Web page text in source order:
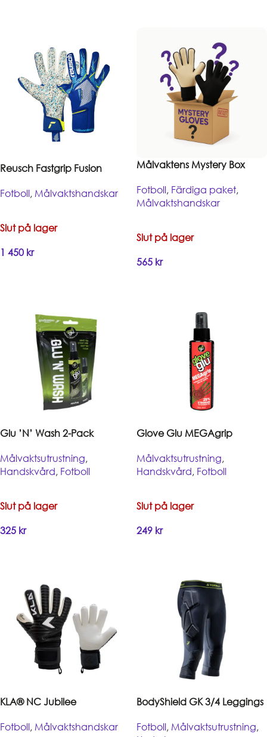
Reusch Fastgrip Fusion
Fotboll, Målvaktshandskar
Slut på lager
1 450 kr
Målvaktens Mystery Box
Fotboll, Färdiga paket,
Målvaktshandskar
Slut på lager
565 kr
Glu ’N’ Wash 2-Pack
Målvaktsutrustning,
Handskvård, Fotboll
Slut på lager
325 kr
Glove Glu MEGAgrip
Målvaktsutrustning,
Handskvård, Fotboll
Slut på lager
249 kr
KLA® NC Jubilee
Fotboll, Målvaktshandskar
BodyShield GK 3/4 Leggings
Fotboll, Målvaktsutrustning,